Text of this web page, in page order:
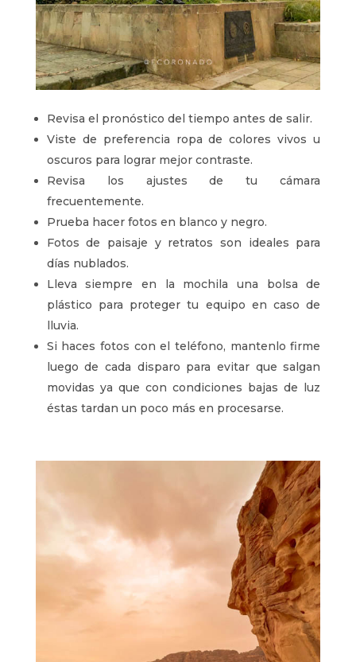
Revisa el pronóstico del tiempo antes de salir.
Viste de preferencia ropa de colores vivos u
oscuros para lograr mejor contraste.
Revisa los ajustes de tu cámara
frecuentemente.
Prueba hacer fotos en blanco y negro.
Fotos de paisaje y retratos son ideales para
días nublados.
Lleva siempre en la mochila una bolsa de
plástico para proteger tu equipo en caso de
lluvia.
Si haces fotos con el teléfono, mantenlo firme
luego de cada disparo para evitar que salgan
movidas ya que con condiciones bajas de luz
éstas tardan un poco más en procesarse.